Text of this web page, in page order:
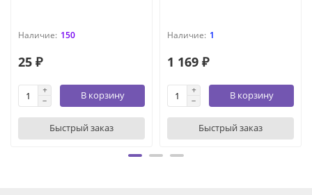
150
25 ₽
В корзину
Быстрый заказ
1
1 169 ₽
В корзину
Быстрый заказ